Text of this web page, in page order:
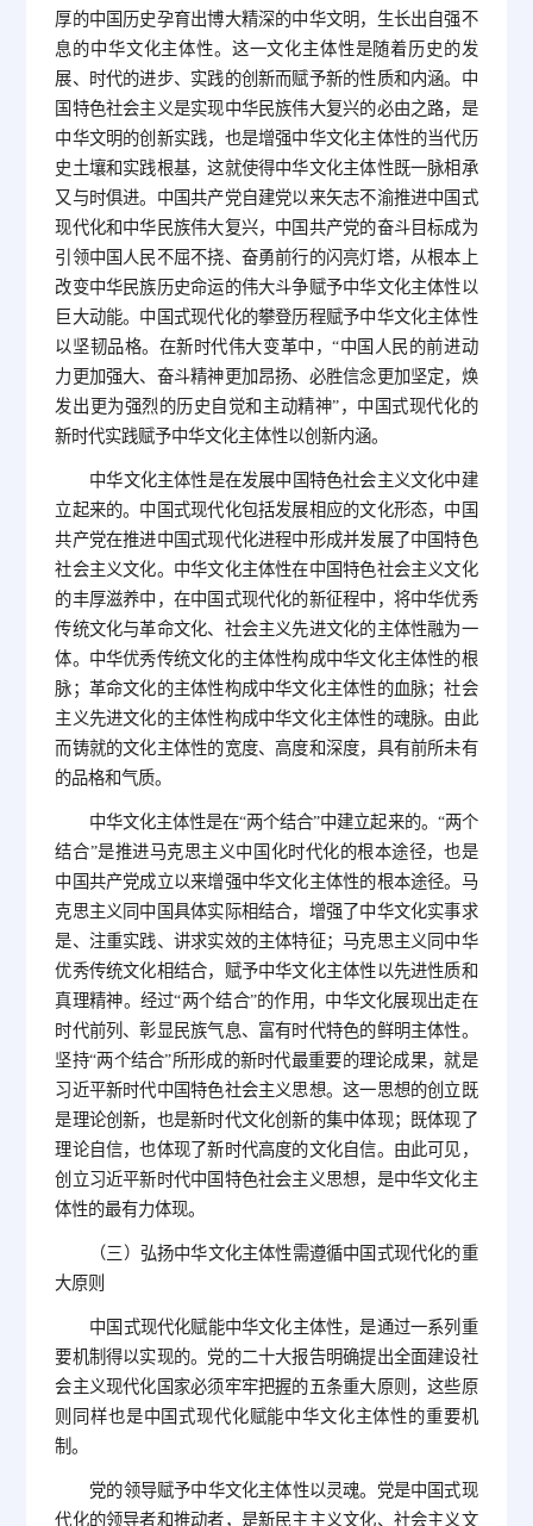
厚的中国历史孕育出博大精深的中华文明，生长出自强不
息的中华文化主体性。这一文化主体性是随着历史的发
展、时代的进步、实践的创新而赋予新的性质和内涵。中
国特色社会主义是实现中华民族伟大复兴的必由之路，是
中华文明的创新实践，也是增强中华文化主体性的当代历
史土壤和实践根基，这就使得中华文化主体性既一脉相承
又与时俱进。中国共产党自建党以来矢志不渝推进中国式
现代化和中华民族伟大复兴，中国共产党的奋斗目标成为
引领中国人民不屈不挠、奋勇前行的闪亮灯塔，从根本上
改变中华民族历史命运的伟大斗争赋予中华文化主体性以
巨大动能。中国式现代化的攀登历程赋予中华文化主体性
以坚韧品格。在新时代伟大变革中，“中国人民的前进动
力更加强大、奋斗精神更加昂扬、必胜信念更加坚定，焕
发出更为强烈的历史自觉和主动精神”，中国式现代化的
新时代实践赋予中华文化主体性以创新内涵。
中华文化主体性是在发展中国特色社会主义文化中建
立起来的。中国式现代化包括发展相应的文化形态，中国
共产党在推进中国式现代化进程中形成并发展了中国特色
社会主义文化。中华文化主体性在中国特色社会主义文化
的丰厚滋养中，在中国式现代化的新征程中，将中华优秀
传统文化与革命文化、社会主义先进文化的主体性融为一
体。中华优秀传统文化的主体性构成中华文化主体性的根
脉；革命文化的主体性构成中华文化主体性的血脉；社会
主义先进文化的主体性构成中华文化主体性的魂脉。由此
而铸就的文化主体性的宽度、高度和深度，具有前所未有
的品格和气质。
中华文化主体性是在“两个结合”中建立起来的。“两个
结合”是推进马克思主义中国化时代化的根本途径，也是
中国共产党成立以来增强中华文化主体性的根本途径。马
克思主义同中国具体实际相结合，增强了中华文化实事求
是、注重实践、讲求实效的主体特征；马克思主义同中华
优秀传统文化相结合，赋予中华文化主体性以先进性质和
真理精神。经过“两个结合”的作用，中华文化展现出走在
时代前列、彰显民族气息、富有时代特色的鲜明主体性。
坚持“两个结合”所形成的新时代最重要的理论成果，就是
习近平新时代中国特色社会主义思想。这一思想的创立既
是理论创新，也是新时代文化创新的集中体现；既体现了
理论自信，也体现了新时代高度的文化自信。由此可见，
创立习近平新时代中国特色社会主义思想，是中华文化主
体性的最有力体现。
（三）弘扬中华文化主体性需遵循中国式现代化的重
大原则
中国式现代化赋能中华文化主体性，是通过一系列重
要机制得以实现的。党的二十大报告明确提出全面建设社
会主义现代化国家必须牢牢把握的五条重大原则，这些原
则同样也是中国式现代化赋能中华文化主体性的重要机
制。
党的领导赋予中华文化主体性以灵魂。党是中国式现
代化的领导者和推动者，是新民主主义文化、社会主义文